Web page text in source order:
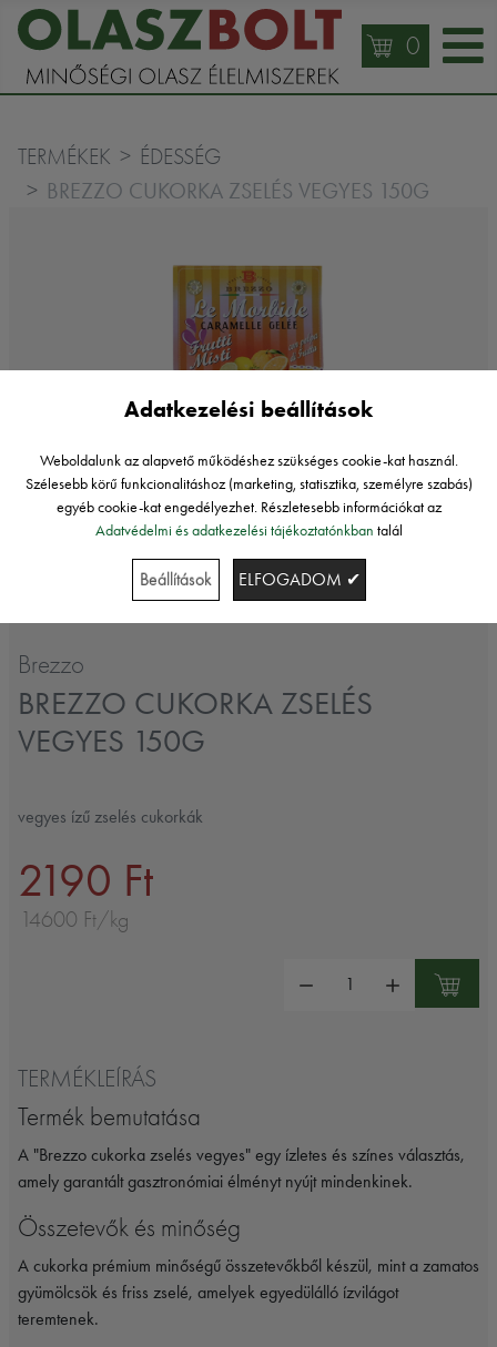
0
TERMÉKEK ÉDESSÉG
BREZZO CUKORKA ZSELÉS VEGYES 150G
Brezzo
BREZZO CUKORKA ZSELÉS
VEGYES 150G
vegyes ízű zselés cukorkák
2190 Ft
14600 Ft/kg
TERMÉKLEÍRÁS
Termék bemutatása
A "Brezzo cukorka zselés vegyes" egy ízletes és színes választás,
amely garantált gasztronómiai élményt nyújt mindenkinek.
Összetevők és minőség
A cukorka prémium minőségű összetevőkből készül, mint a zamatos
gyümölcsök és friss zselé, amelyek egyedülálló ízvilágot
teremtenek.
Adatkezelési beállítások
Weboldalunk az alapvető működéshez szükséges cookie-kat használ.
Szélesebb körű funkcionalitáshoz (marketing, statisztika, személyre szabás)
egyéb cookie-kat engedélyezhet. Részletesebb információkat az
Adatvédelmi és adatkezelési tájékoztatónkban talál
Beállítások ELFOGADOM ✔